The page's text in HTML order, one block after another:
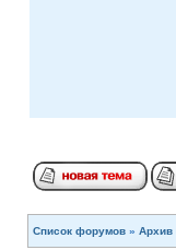
Список форумов » Архив